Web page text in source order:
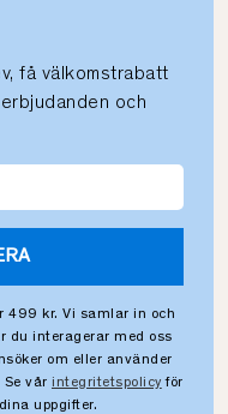
få välkomstrabatt
och
499 kr. Vi samlar in och
du interagerar med oss
om eller använder
vår integritetspolicy för
uppgifter.